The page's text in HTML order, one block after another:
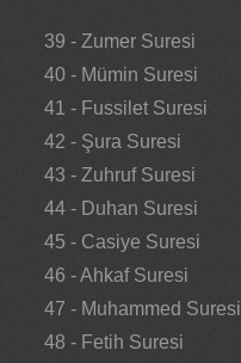
39 - Zumer Suresi
40 - Mümin Suresi
41 - Fussilet Suresi
42 - Şura Suresi
43 - Zuhruf Suresi
44 - Duhan Suresi
45 - Casiye Suresi
46 - Ahkaf Suresi
47 - Muhammed Suresi
48 - Fetih Suresi